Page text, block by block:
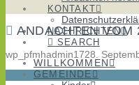
KONTAKT
NACHRICHTEN
SEARCH
WILLKOMMEN
GEMEINDE
ANDACHTEN VOM
wp_pfmhadmin1728.